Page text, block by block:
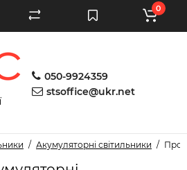
050-9924359
stsoffice@ukr.net
0
Акумуляторні світильники